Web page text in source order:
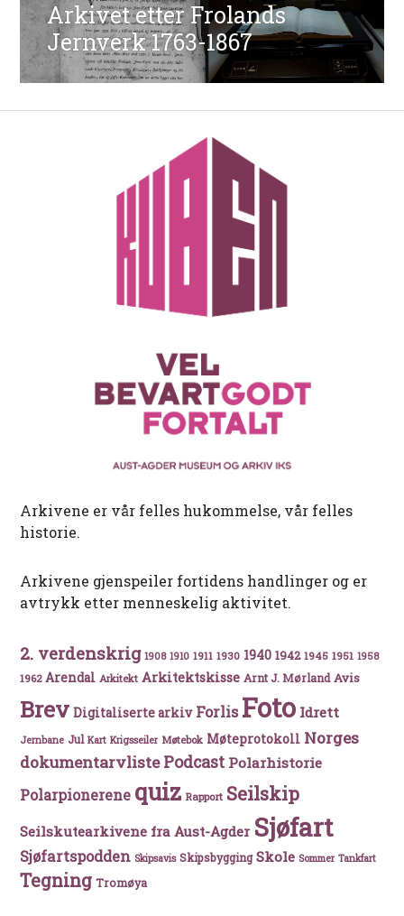
Neste
innlegg:
Arkivet etter Frolands
Jernverk 1763-1867
Arkivene er vår felles hukommelse, vår felles
historie.
Arkivene gjenspeiler fortidens handlinger og er
avtrykk etter menneskelig aktivitet.
2. verdenskrig 1908 1910 1911 1930 1940 1942 1945 1951 1958
1962 Arendal Arkitekt Arkitektskisse Arnt J. Mørland Avis
Brev Digitaliserte arkiv Forlis Foto Idrett
Jernbane Jul Kart Krigsseiler Møtebok Møteprotokoll Norges
dokumentarvlistePodcast Polarhistorie
Polarpionerene quiz Rapport Seilskip
Seilskutearkivene fra Aust-Agder Sjøfart
Sjøfartspodden Skipsavis Skipsbygging Skole Sommer Tankfart
Tegning Tromøya